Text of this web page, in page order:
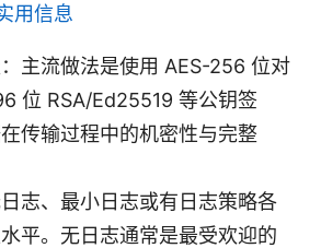
用信息
主流做法是使用 AES-256 位对
位 RSA/Ed25519 等公钥签
传输过程中的机密性与完整
志、最小日志或有日志策略各
平。无日志通常是最受欢迎的